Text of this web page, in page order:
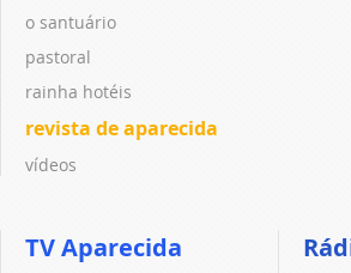
o santuário
pastoral
rainha hotéis
revista de aparecida
vídeos
TV Aparecida